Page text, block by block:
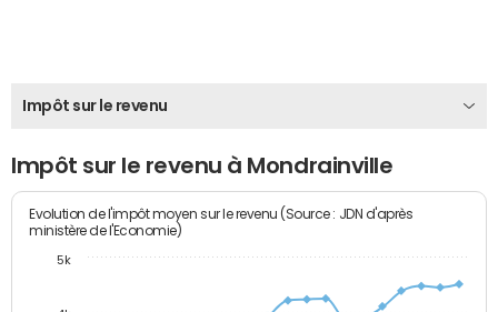
Impôt sur le revenu
Impôt sur le revenu à Mondrainville
Evolution de l'impôt moyen sur le revenu (Source : JDN d'après
ministère de l'Economie)
5k